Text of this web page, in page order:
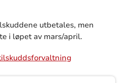
ene utbetales, men
i løpet av mars/april.